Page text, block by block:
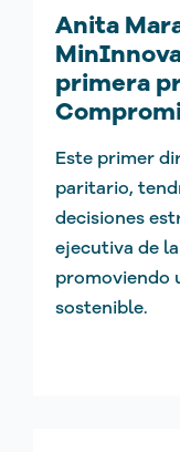
Anita
primera
Este primer
paritario,
decisiones
ejecutiva de
promoviendo
sostenible.